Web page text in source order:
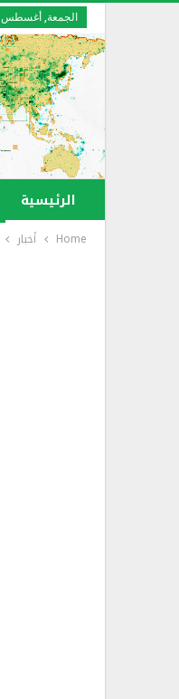
الجمعة, أغسطس 7, 2026
الرئيسية
Home أخبار